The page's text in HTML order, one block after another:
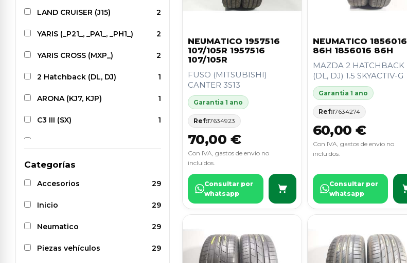
FUSO (MITSUBISHI) 1
LANCIA 1
MAZDA 1
MERCEDES-BENZ 1
PEUGEOT 1
RENAULT 1
SKODA
VOLKSWAGEN 1
VOLVO 1
LAND CRUISER (J15) 2
YARIS (_P21_, _PA1_, _PH1_) 2
YARIS CROSS (MXP_) 2
2 Hatchback (DL, DJ) 1
ARONA (KJ7, KJP) 1
C3 III (SX) 1
GLE (W166)
KADJAR (HA_, HL_) 1
KODIAQ 1
MACAN (TYP ) 1
MG 4 (EH32) 1
Categorías
Accesorios 29
Inicio 29
Neumatico 29
Piezas vehículos 29
NEUMATICO 1957516
107/105R 1957516
107/105R
FUSO (MITSUBISHI)
CANTER 3S13
Garantia 1 ano
Ref:17634923
70,00 €
Con IVA, gastos de envio no
incluidos.
Consultar por
whatsapp
NEUMATICO 1856016
86H 1856016 86H
MAZDA 2 HATCHBACK
(DL, DJ) 1.5 SKYACTIV-G
Garantia 1 ano
Ref:17634274
60,00 €
Con IVA, gastos de envio no
incluidos.
Consultar por
whatsapp